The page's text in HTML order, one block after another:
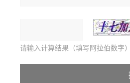
请输入计算结果（填写阿拉伯数字